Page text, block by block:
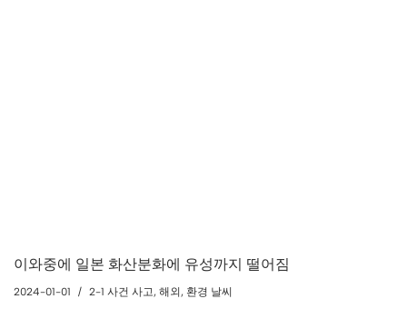
이와중에 일본 화산분화에 유성까지 떨어짐
2024-01-01 2-1 사건 사고, 해외, 환경 날씨